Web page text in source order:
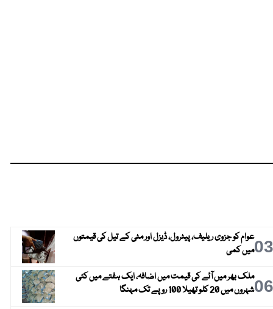
03عوام کو جزوی ریلیف، پیٹرول، ڈیزل اور مٹی کے تیل کی قیمتوں
میں کمی
06ملک بھر میں آٹے کی قیمت میں اضافہ، ایک ہفتے میں کئی
شہروں میں 20 کلو تھیلا 100 روپے تک مہنگا